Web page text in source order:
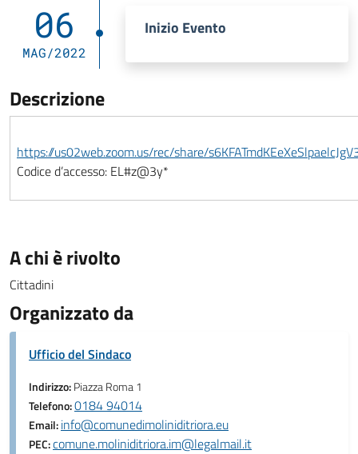
06
MAG/2022
Inizio Evento
Descrizione
https://us02web.zoom.us/rec/share/
Codice d’accesso: EL#z@3y*
A chi è rivolto
Cittadini
Organizzato da
Ufficio del Sindaco
Indirizzo:Piazza Roma 1
Telefono:0184 94014
Email:info@comunedimoliniditriora.eu
PEC:comune.moliniditriora.im@legalmail.it